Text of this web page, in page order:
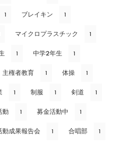
1 ブレイキン 1
マイクロプラスチック 1
1 中学2年生 1
主権者教育 1 体操 1
1 制服 1 剣道 1
動 1 募金活動中 1
動成果報告会 1 合唱部 1